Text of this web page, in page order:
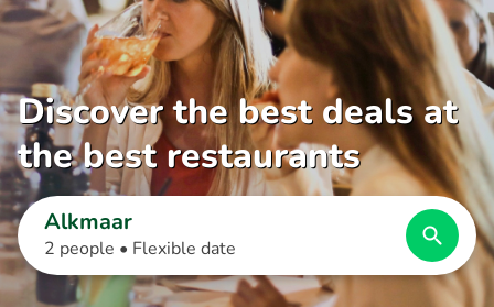
Discover the best deals at
the best restaurants
Alkmaar
2 people • Flexible date